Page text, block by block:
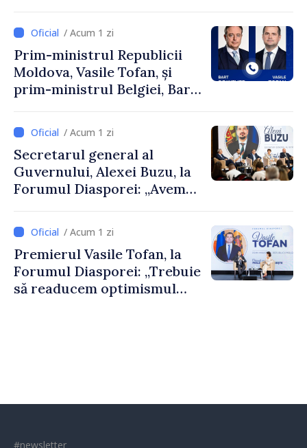
/ Acum 1 zi
Prim-ministrul Republicii
Moldova, Vasile Tofan, și
prim-ministrul Belgiei, Bart
despre parcursul european
al Republicii Moldova.
/ Acum 1 zi
Secretarul general al
Guvernului, Alexei Buzu, la
Forumul Diasporei: „Avem
dumneavoastră pentru a
construi comunități mai
puternice”
/ Acum 1 zi
Premierul Vasile Tofan, la
Forumul Diasporei: „Trebuie
să readucem optimismul
#newsletter